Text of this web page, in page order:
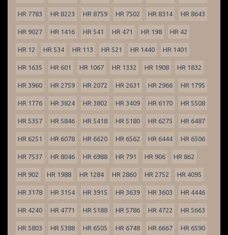
HR 7783 HR 8223 HR 8759 HR 7502 HR 8314 HR 8643
HR 9027 HR 1416 HR 541 HR 471 HR 198 HR 42
HR 12 HR 534 HR 113 HR 521 HR 1440 HR 1401
HR 1635 HR 601 HR 1067 HR 1332 HR 1908 HR 1832
HR 3960 HR 2759 HR 2072 HR 2631 HR 2966 HR 1795
HR 1776 HR 3824 HR 3802 HR 3409 HR 6170 HR 5508
HR 5357 HR 5846 HR 5418 HR 5180 HR 6275 HR 6487
HR 6251 HR 6078 HR 6620 HR 6562 HR 6444 HR 6506
HR 7537 HR 8046 HR 6988 HR 791 HR 906 HR 862
HR 902 HR 1988 HR 1284 HR 2860 HR 2752 HR 4095
HR 3178 HR 3154 HR 3915 HR 3639 HR 3603 HR 4446
HR 4240 HR 4771 HR 5188 HR 5786 HR 4722 HR 5663
HR 5803 HR 5388 HR 6505 HR 6748 HR 6667 HR 6590